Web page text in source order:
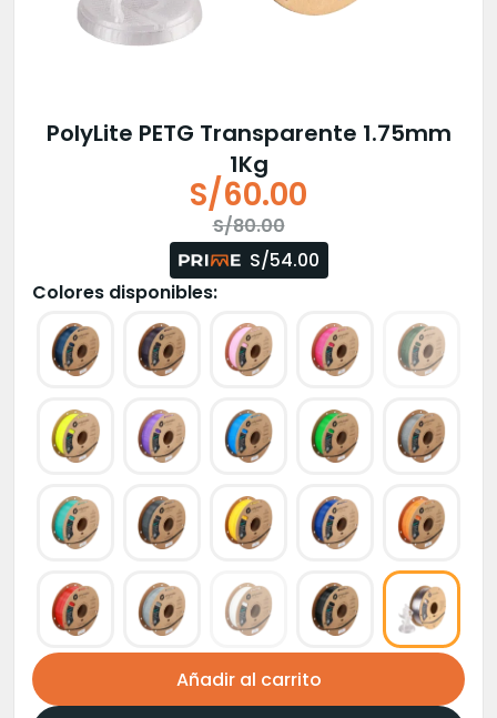
PolyLite PETG Transparente 1.75mm
1Kg
S/80.00
original
era:
S/80.00.
S/60.00
actual
es:
S/60.00.
S/54.00
Colores disponibles:
Añadir al carrito